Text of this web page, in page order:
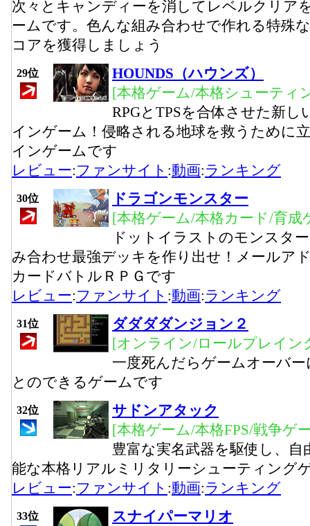
次々とキャンディーを消してレベルクリア
ームです。色んな組み合わせで作れる特殊
コアを獲得しましょう
29位
HOUNDS（ハウンズ）
[本格ゲーム/本格シューティ
RPGとTPSを合体させた新し
インゲーム！侵略される地球を救うために
インゲームです
レビュー:ファンサイト :動画:ランキング
30位
ドラゴンモンスター
[本格ゲーム/本格カード/育成
ドットイラストのモンスタ
み合わせ最強デッキを作り出せ！メールア
カードバトルＲＰＧです
レビュー:ファンサイト :動画:ランキング
31位
ダダダダンジョン２
[オンライン/ロールプレイン
一度死んだらゲームオーバ
とのできるゲームです
32位
サドンアタック
[本格ゲーム/本格FPS/戦争ゲ
豊富な実名武器を駆使し、
能な本格リアルミリタリーシューティング
レビュー:ファンサイト :動画:ランキング
33位
スナイパーマリオ